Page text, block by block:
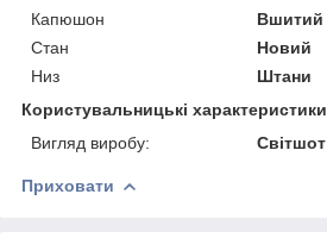
Капюшон
Вшитий
Стан
Новий
Низ
Штани
Користувальницькі характеристики
Вигляд виробу:
Світшот
Приховати